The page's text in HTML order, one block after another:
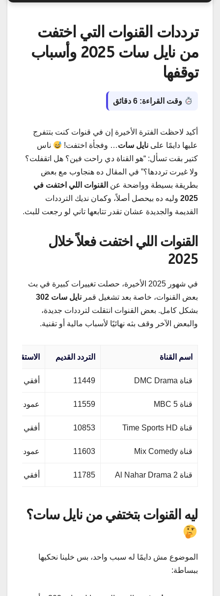
ترددات القنوات التي اختفت
من نايل سات 2025 وأسباب
توقفها
وقت القراءة: 6 دقائق
أكيد لاحظت الفترة الأخيرة إن في قنوات كنت بتتفرج
عليها دايمًا على نايل سات… وفجأة اختفت!
ناس
كتير بقت تسأل: “هو القناة دي راحت فين؟ هل اتقفلت؟
ولا غيرت ترددها؟” في المقال ده هنجاوب مع بعض
بطريقة بسيطة وواضحة عن القنوات اللي اختفت في
2025 وليه ده بيحصل أصلاً، وكمان نديك الترددات
القديمة والجديدة عشان تقدر تتابعها تاني لو رجعت للبث.
القنوات اللي اختفت فعلاً خلال
2025
في شهور 2025 الأخيرة، حصلت تغييرات كبيرة في بث
بعض القنوات، خاصة بعد تشغيل قمر نايل سات 302
بشكل كامل. بعض القنوات انتقلت لترددات جديدة،
والبعض الآخر وقف بثه نهائيًا لأسباب مالية أو تقنية.
اسم القناة التردد القديم الاستقطاب
قناة DMC Drama 11449 أفقي (H)
قناة MBC 5 11559 عمودي (V)
قناة Time Sports HD 10853 أفقي (H)
قناة Mix Comedy 11603 عمودي (V)
قناة Al Nahar Drama 2 11785 أفقي (H)
ليه القنوات بتختفي من نايل سات؟
الموضوع مش دايمًا له سبب واحد، بس خلينا نحكيها
ببساطة: